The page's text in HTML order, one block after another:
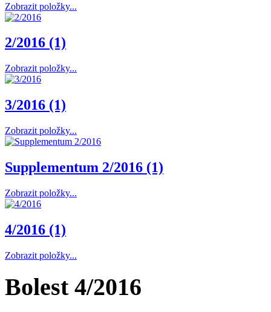
Zobrazit položky...
2/2016 (1)
Zobrazit položky...
3/2016 (1)
Zobrazit položky...
Supplementum 2/2016 (1)
Zobrazit položky...
4/2016 (1)
Zobrazit položky...
Bolest 4/2016